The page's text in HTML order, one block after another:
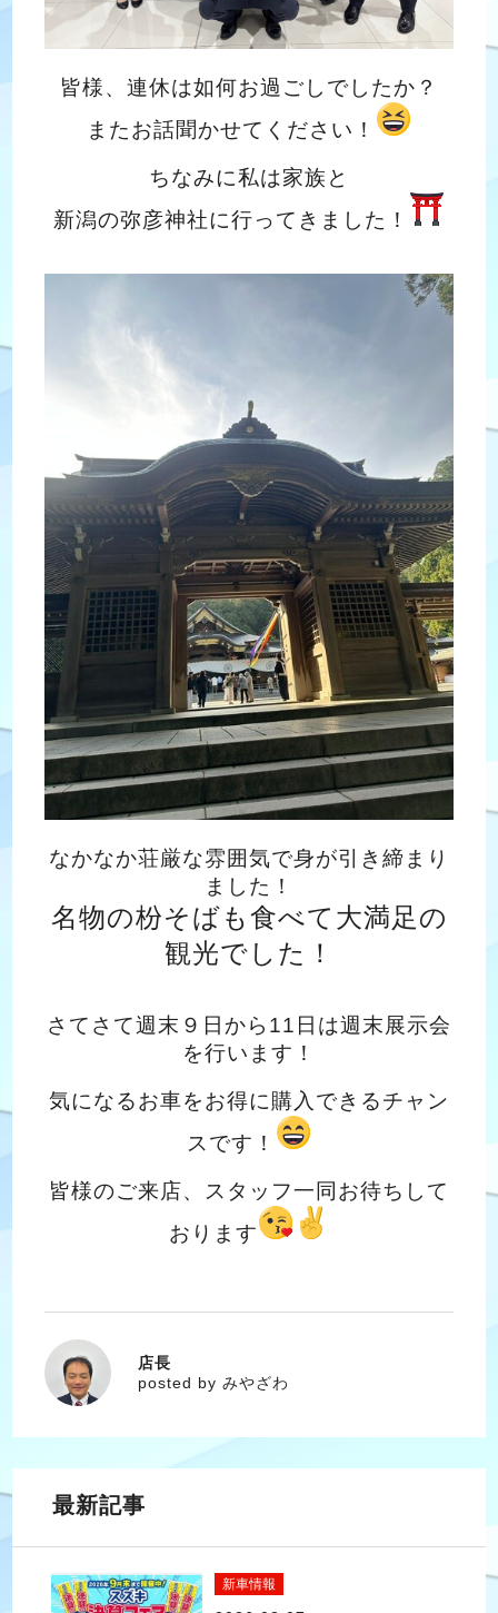
皆様、連休は如何お過ごしでしたか？
またお話聞かせてください！
ちなみに私は家族と
新潟の弥彦神社に行ってきました！
なかなか荘厳な雰囲気で身が引き締まり
ました！
名物の枌そばも食べて大満足の
観光でした！
さてさて週末９日から11日は週末展示会
を行います！
気になるお車をお得に購入できるチャン
スです！
皆様のご来店、スタッフ一同お待ちして
おります
みやざわ
店長
posted by みやざわ
最新記事
新車情報